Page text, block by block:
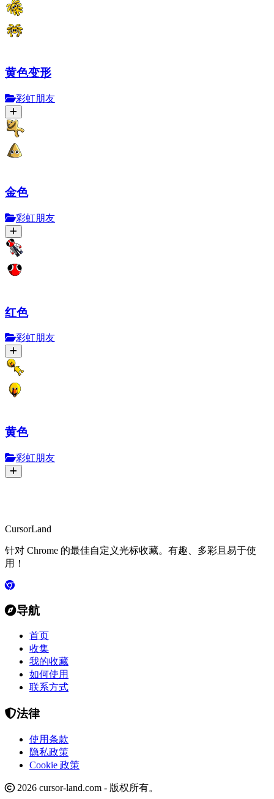
黄色变形
彩虹朋友
金色
彩虹朋友
红色
彩虹朋友
黄色
彩虹朋友
CursorLand
针对 Chrome 的最佳自定义光标收藏。有趣、多彩且易于使
用！
导航
首页
收集
我的收藏
如何使用
联系方式
法律
使用条款
隐私政策
Cookie 政策
2026 cursor-land.com - 版权所有。